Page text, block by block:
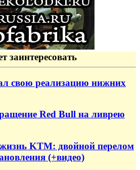
заинтересовать
свою реализацию нижних
Red Bull на ливрею
KTM: двойной перелом
(+видео)